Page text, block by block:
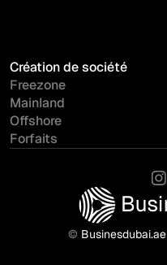
Création de société
Freezone
Mainland
Offshore
Forfaits
© Businesdubai.ae